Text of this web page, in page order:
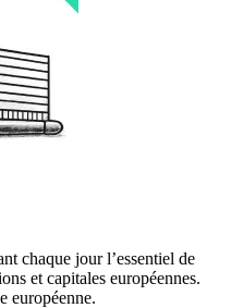
chaque jour l’essentiel de
et capitales européennes.
européenne.